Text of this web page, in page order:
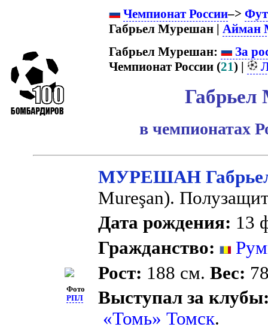
Чемпионат России–>
Габрьел Мурешан | Айман
Габрьел Мурешан:
За
Чемпионат России (21) |
в чемпионатах
Фото
РПЛ
МУРЕШАН
Mureşan).
Дата рождения: 13
Гражданство:
Рост: 188 см.Вес:
Выступал за
«Томь» Томск.